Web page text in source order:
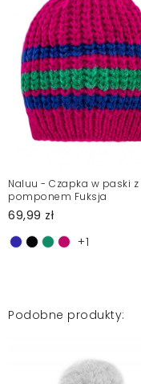
Naluu - Czapka w paski z
pomponem Fuksja
69,99 zł
+1
Podobne produkty: